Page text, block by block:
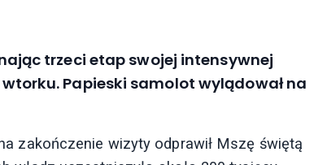
trzeci etap swojej intensywnej
Papieski samolot wylądował na
zakończenie wizyty odprawił Mszę świętą